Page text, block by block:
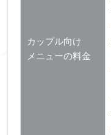
カップル向け
メニューの料金